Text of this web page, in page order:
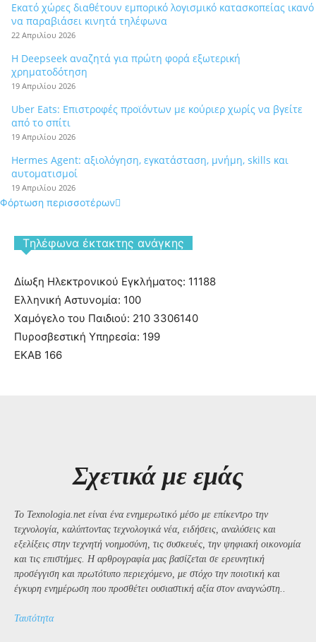
Εκατό χώρες διαθέτουν εμπορικό λογισμικό κατασκοπείας ικανό
να παραβιάσει κινητά τηλέφωνα
22 Απριλίου 2026
Η Deepseek αναζητά για πρώτη φορά εξωτερική
χρηματοδότηση
19 Απριλίου 2026
Uber Eats: Επιστροφές προϊόντων με κούριερ χωρίς να βγείτε
από το σπίτι
19 Απριλίου 2026
Hermes Agent: αξιολόγηση, εγκατάσταση, μνήμη, skills και
αυτοματισμοί
19 Απριλίου 2026
Φόρτωση περισσοτέρων
Tηλέφωνα έκτακτης ανάγκης
Δίωξη Ηλεκτρονικού Εγκλήματος: 11188
Ελληνική Αστυνομία: 100
Χαμόγελο του Παιδιού: 210 3306140
Πυροσβεστική Υπηρεσία: 199
ΕΚΑΒ 166
Σχετικά με εμάς
Το Texnologia.net είναι ένα ενημερωτικό μέσο με επίκεντρο την
τεχνολογία, καλύπτοντας τεχνολογικά νέα, ειδήσεις, αναλύσεις και
εξελίξεις στην τεχνητή νοημοσύνη, τις συσκευές, την ψηφιακή οικονομία
και τις επιστήμες. Η αρθρογραφία μας βασίζεται σε ερευνητική
προσέγγιση και πρωτότυπο περιεχόμενο, με στόχο την ποιοτική και
έγκυρη ενημέρωση που προσθέτει ουσιαστική αξία στον αναγνώστη..
Ταυτότητα